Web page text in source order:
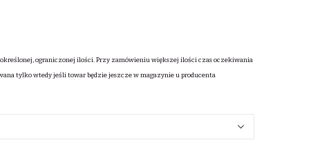
określonej, ograniczonej ilości. Przy zamówieniu większej ilości czas oczekiwania
tylko wtedy jeśli towar będzie jeszcze w magazynie u producenta